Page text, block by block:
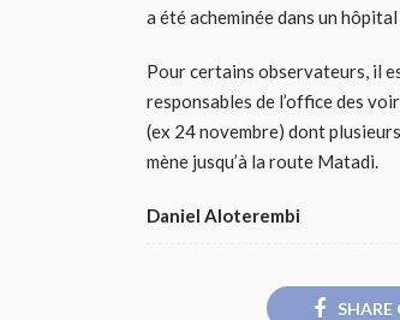
a été acheminée dans un hôpital
Pour certains observateurs, il
responsables de l’office des
(ex 24 novembre) dont
mène jusqu’à la route Matadi.
Daniel Aloterembi
SHARE